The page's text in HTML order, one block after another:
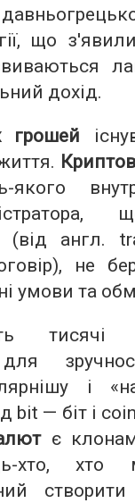
що
дохід.
грошей
якого
(від англ.
не
умови та
тисячі
і
bit — біт і
є
хто, хто
створити